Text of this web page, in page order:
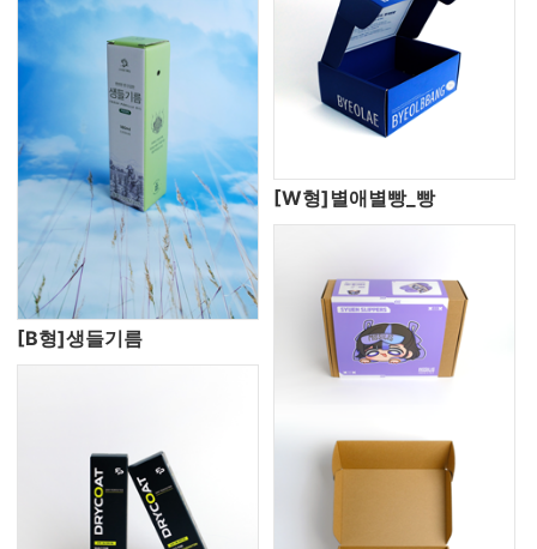
[B형]생들기름
[W형]별애별빵_빵